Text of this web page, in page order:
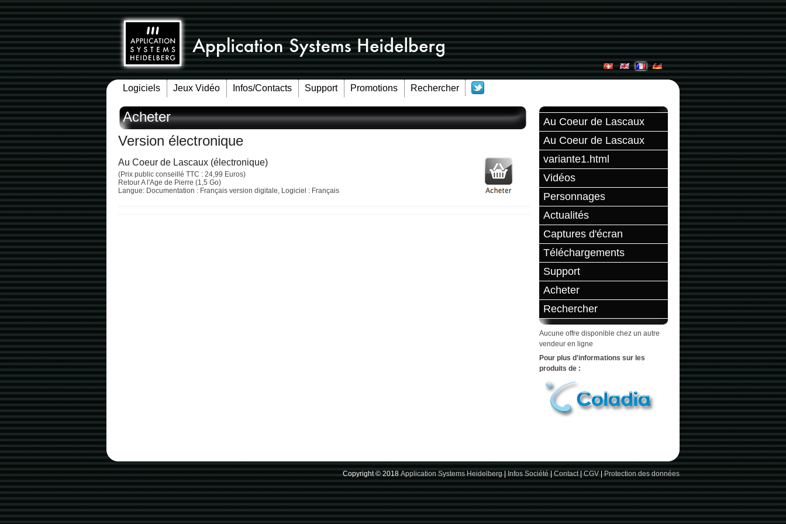
Logiciels Jeux Vidéo Infos/Contacts Support Promotions Rechercher
Au Coeur de Lascaux
Au Coeur de Lascaux
variante1.html
Vidéos
Personnages
Actualités
Captures d'écran
Téléchargements
Support
Acheter
Rechercher
Aucune offre disponible chez un autre
vendeur en ligne
Pour plus d'informations sur les
produits de :
Acheter
Version électronique
Au Coeur de Lascaux (électronique)
(Prix public conseillé TTC : 24,99 Euros)
Retour A l'Age de Pierre (1,5 Go)
Langue: Documentation : Français version digitale, Logiciel : Français
Copyright © 2018Application Systems Heidelberg|Infos Société|Contact|CGV|Protection des données